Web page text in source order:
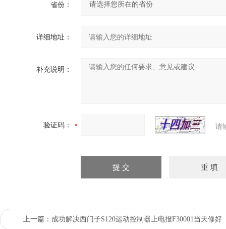
省份：
详细地址：
补充说明：
验证码： 请
上一篇： 成功解决西门子S120运动控制器上电报F30001当天修好